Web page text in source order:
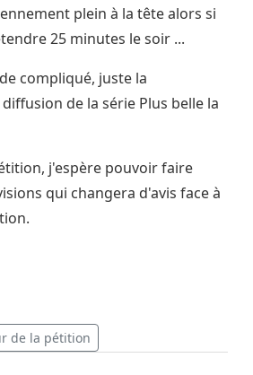
plein à la tête alors si
25 minutes le soir ...
compliqué, juste la
de la série Plus belle la
j'espère pouvoir faire
qui changera d'avis face à
de la pétition